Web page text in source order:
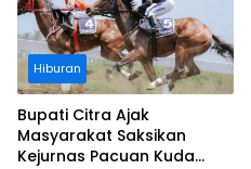
Hiburan
Bupati Citra Ajak
Masyarakat Saksikan
Kejurnas Pacuan Kuda